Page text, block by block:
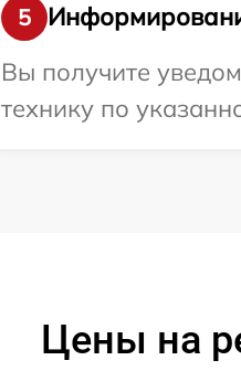
5
Вы получите
технику по
Цены на